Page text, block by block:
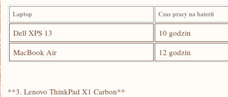
Laptop Czas pracy na baterii
Dell XPS 13
10 godzin
MacBook Air
12 godzin
**3. Lenovo ThinkPad X1 Carbon**